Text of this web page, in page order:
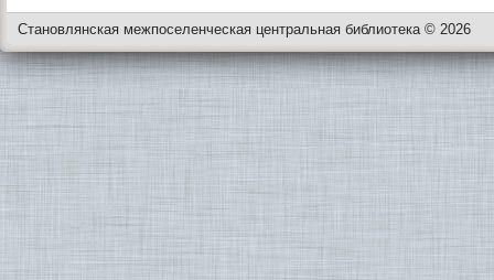
Становлянская межпоселенческая центральная библиотека © 2026